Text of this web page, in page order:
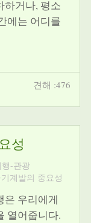
하거나, 평소
에는 어디를
견해 :476
성
행-관광
계발의 중요성
은 우리에게
열어줍니다.